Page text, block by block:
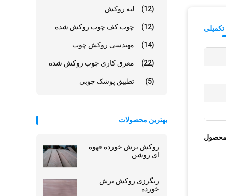
لبه روکش (12)
چوب کف چوب روکش شده (12)
مهندسی روکش چوب (14)
معرق کاری چوب روکش شده (22)
تطبیق پوشک چوبی (5)
بهترین محصولات
روکش برش خورده قهوه
ای روشن
رنگرزی روکش برش
خورده